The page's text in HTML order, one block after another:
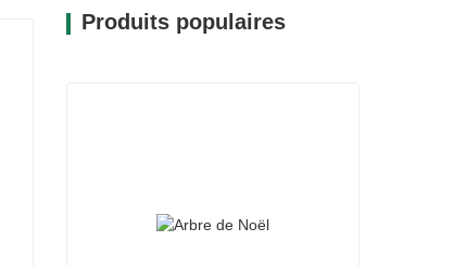
Produits populaires